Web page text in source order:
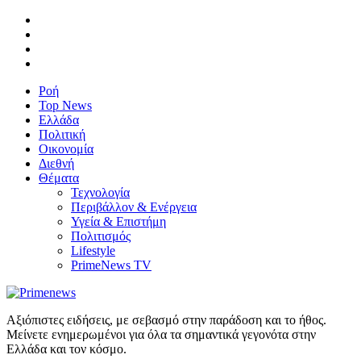
Ροή
Top News
Ελλάδα
Πολιτική
Οικονομία
Διεθνή
Θέματα
Τεχνολογία
Περιβάλλον & Ενέργεια
Υγεία & Επιστήμη
Πολιτισμός
Lifestyle
PrimeNews TV
Αξιόπιστες ειδήσεις, με σεβασμό στην παράδοση και το ήθος.
Μείνετε ενημερωμένοι για όλα τα σημαντικά γεγονότα στην
Ελλάδα και τον κόσμο.